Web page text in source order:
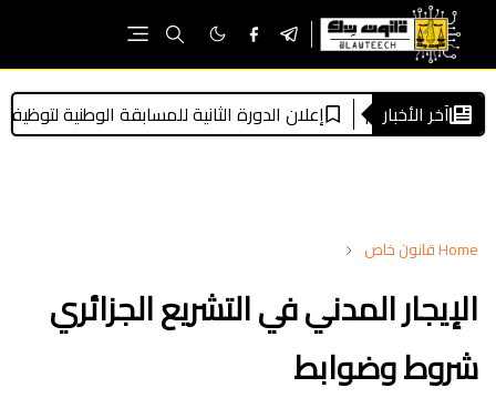
آخر الأخبارإعلان الدورة الثانية للمسابقة الوطنية لتوظيف الطلبة القضاة 2026: الشروط، التسجيل، الملف، الاختبارات
Homeقانون خاص
الإیجار المدني في التشریع الجزائري
شروط وضوابط